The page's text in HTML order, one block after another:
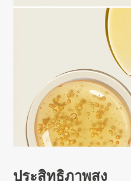
ประสิทธิภาพสูง